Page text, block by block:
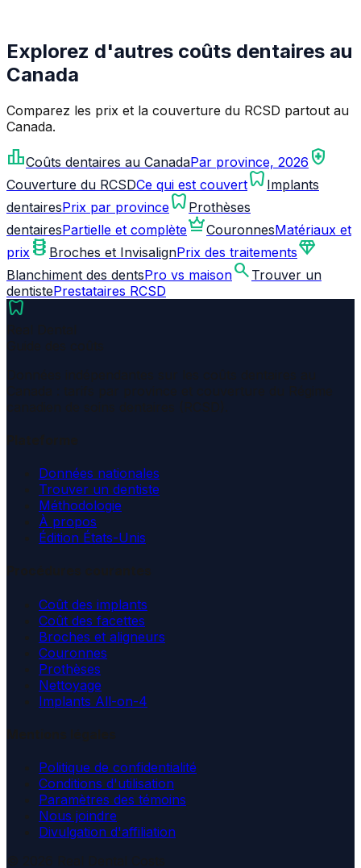
Explorez d'autres coûts dentaires au
Canada
Comparez les prix et la couverture du RCSD partout au
Canada.
leaderboardCoûts dentaires au CanadaPar province, 2026 health_and_safety
Couverture du RCSDCe qui est couvertdentistry Implants
dentairesPrix par provincedentistry Prothèses
dentairesPartielle et complètecrownCouronnesMatériaux et
prix orthopedics Broches et InvisalignPrix des traitementsdiamond
Blanchiment des dentsPro vs maisonsearch Trouver un
dentistePrestataires RCSD
dentistry
Données nationales
Trouver un dentiste
Méthodologie
À propos
Édition États-Unis
Coût des implants
Coût des facettes
Broches et aligneurs
Couronnes
Prothèses
Nettoyage
Implants All-on-4
Politique de confidentialité
Conditions d'utilisation
Paramètres des témoins
Nous joindre
Divulgation d'affiliation